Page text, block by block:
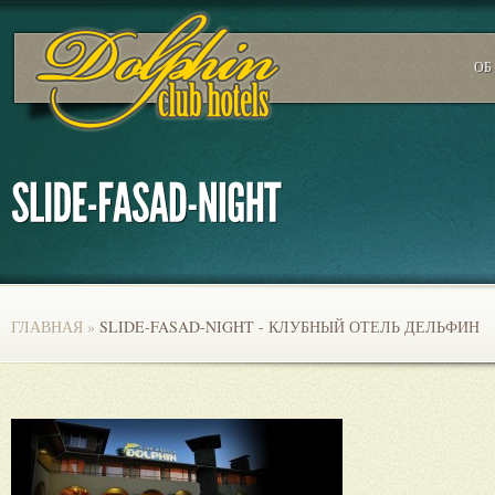
ОБ
ГЛАВНАЯ » SLIDE-FASAD-NIGHT - КЛУБНЫЙ ОТЕЛЬ ДЕЛЬФИН